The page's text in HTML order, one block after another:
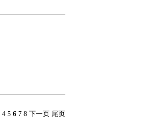
4 5 6 7 8 下一页 尾页